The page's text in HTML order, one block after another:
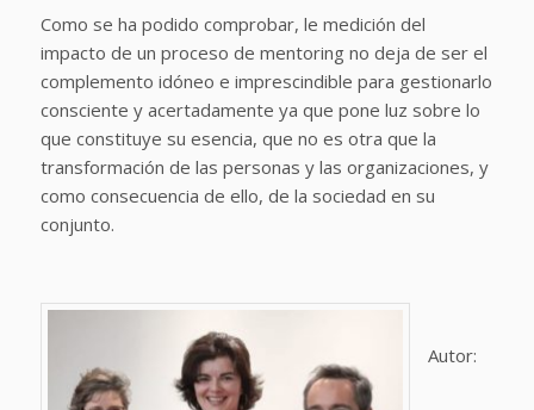
Como se ha podido comprobar, le medición del
impacto de un proceso de mentoring no deja de ser el
complemento idóneo e imprescindible para gestionarlo
consciente y acertadamente ya que pone luz sobre lo
que constituye su esencia, que no es otra que la
transformación de las personas y las organizaciones, y
como consecuencia de ello, de la sociedad en su
conjunto.
Autor: